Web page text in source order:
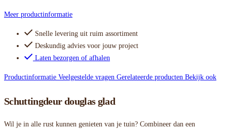
Meer productinformatie
Snelle levering uit ruim assortiment
Deskundig advies voor jouw project
Laten bezorgen of afhalen
Productinformatie Veelgestelde vragen Gerelateerde producten Bekijk ook
Schuttingdeur douglas glad
Wil je in alle rust kunnen genieten van je tuin? Combineer dan een